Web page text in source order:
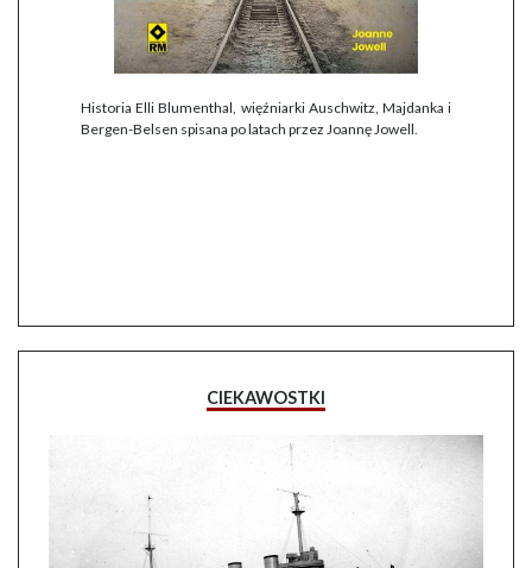
Historia Elli Blumenthal, więźniarki Auschwitz, Majdanka i
Bergen-Belsen spisana po latach przez Joannę Jowell.
CIEKAWOSTKI